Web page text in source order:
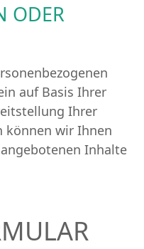
ODER
auf Basis Ihrer
Ihrer
können wir Ihnen
Inhalte